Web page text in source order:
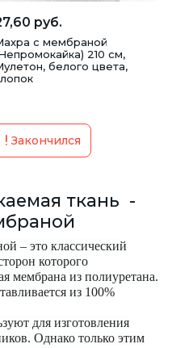
руб.
с мембраной
210 см,
белого цвета,
Закончился
ткань -
– это классический
которого
мембрана из полиуретана.
из 100%
для изготовления
Однако только этим